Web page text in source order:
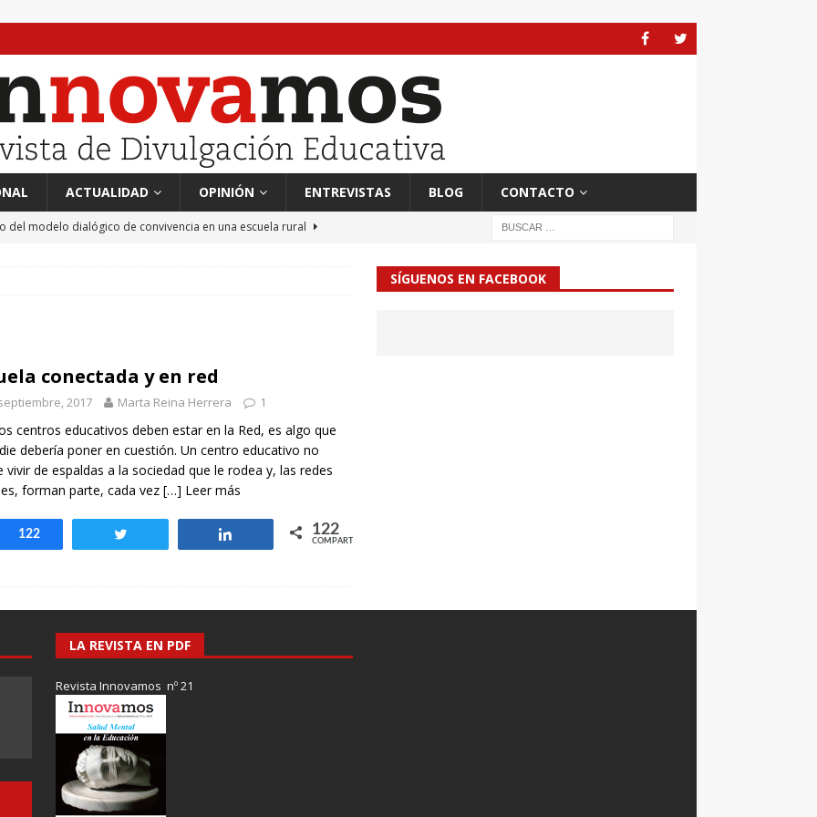
ACTUALIDAD OPINIÓN ENTREVISTAS BLOG CONTACTO
del modelo dialógico de convivencia en una escuela rural
Llanos
MIL PALABRAS
otros mundos es posible: Tertulias entre familiares en la Escuela
Castillo
conectada y en red
2017 Marta Reina Herrera 1
centros educativos deben estar en la Red, es algo que
debería poner en cuestión. Un centro educativo no
vivir de espaldas a la sociedad que le rodea y, las redes
forman parte, cada vez […] Leer más
Compartir
122 Compartir 122
COMPARTIR
SÍGUENOS EN FACEBOOK
LA REVISTA EN PDF
Revista Innovamos nº 21